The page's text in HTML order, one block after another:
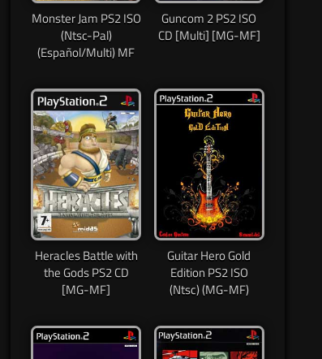
Monster Jam PS2 ISO
(Ntsc-Pal)
(Español/Multi) MF
Guncom 2 PS2 ISO
CD [Multi] [MG-MF]
Heracles Battle with
the Gods PS2 CD
[MG-MF]
Guitar Hero Gold
Edition PS2 ISO
(Ntsc) (MG-MF)